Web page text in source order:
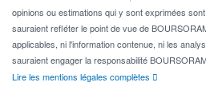
opinions ou estimations qui y sont exprimées
sauraient refléter le point de vue de
applicables, ni l'information contenue, ni les
sauraient engager la responsabilité
Lire les mentions légales complètes